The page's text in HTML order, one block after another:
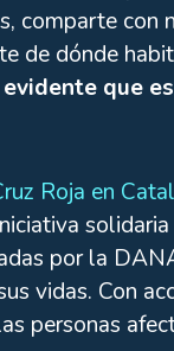
comparte
de dónde
evidente que
Roja en
por la
vidas. Con
personas